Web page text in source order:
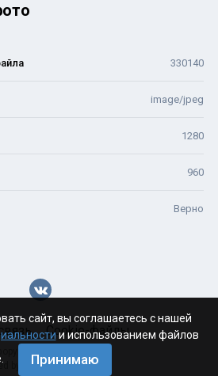
330140
image/jpeg
1280
960
Верно
Cookie-файлы
Волгограда - 2026
by Invision Community
сайт, вы соглашаетесь с нашей
и использованием файлов
Принимаю